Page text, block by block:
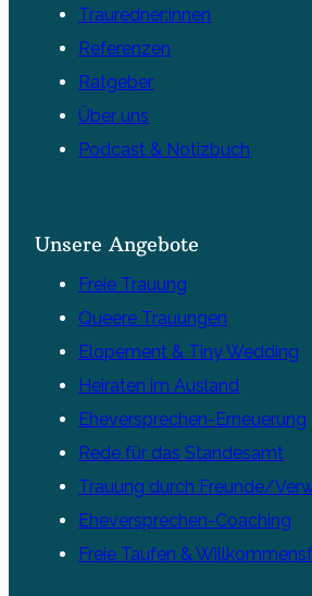
Trauredner:innen
Referenzen
Ratgeber
Über uns
Podcast & Notizbuch
Unsere Angebote
Freie Trauung
Queere Trauungen
Elopement & Tiny Wedding
Heiraten im Ausland
Eheversprechen-Erneuerung
Rede für das Standesamt
Trauung durch Freunde/
Eheversprechen-Coaching
Freie Taufen &